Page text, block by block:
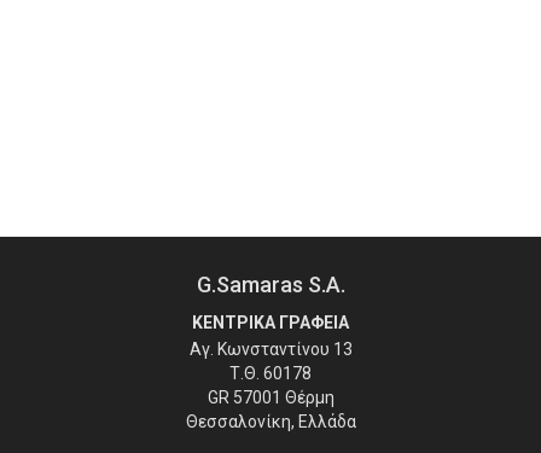
G.Samaras S.A.
ΚΕΝΤΡΙΚΑ ΓΡΑΦΕΙΑ
Αγ. Κωνσταντίνου 13
Τ.Θ. 60178
GR 57001 Θέρμη
Θεσσαλονίκη, Ελλάδα